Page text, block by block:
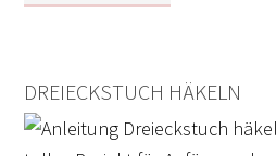
DREIECKSTUCH HÄKELN